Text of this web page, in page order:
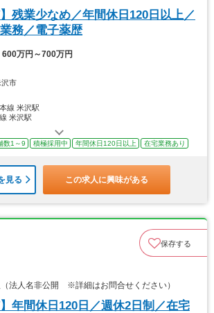
】残業少なめ／年間休日120日以上／
務／電子薬歴
600万円～700万円
沢市
線 米沢駅
米沢駅
数1～9 積極採用中 年間休日120日以上 在宅業務あり
見る この求人に興味がある
保存する
法人名非公開 ※詳細はお問合せください）
】年間休日120日／週休2日制／在宅